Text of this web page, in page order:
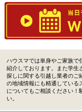
ハウスマでは単身やご家族で
紹介しております。また学生
探しに関する引越し業者のご
の地域情報にも精通している
についてもご相談ください！
い。